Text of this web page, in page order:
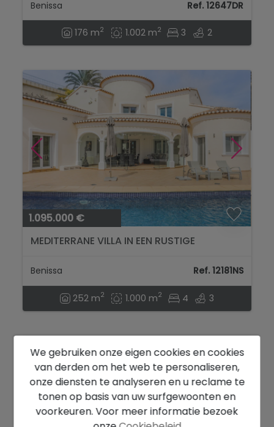
Benissa Ref. 12647DR
176 m2 1.002 m2 3 2
1.095.000 €
MEDITERRANE VILLA IN EEN RUSTIGE
Benissa Ref. 12181NS
252 m2 1.000 m2 4 3
ZEEZICHT
We gebruiken onze eigen cookies en cookies
van derden om het web te personaliseren,
onze diensten te analyseren en u reclame te
tonen op basis van uw surfgewoonten en
voorkeuren. Voor meer informatie bezoek